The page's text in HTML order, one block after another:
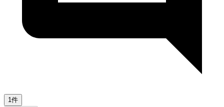
1件